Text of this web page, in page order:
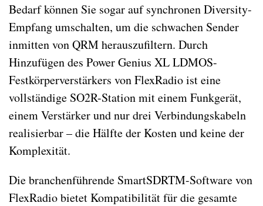
Bedarf können Sie sogar auf synchronen Diversity-
Empfang umschalten, um die schwachen Sender
inmitten von QRM herauszufiltern. Durch
Hinzufügen des Power Genius XL LDMOS-
Festkörperverstärkers von FlexRadio ist eine
vollständige SO2R-Station mit einem Funkgerät,
einem Verstärker und nur drei Verbindungskabeln
realisierbar – die Hälfte der Kosten und keine der
Komplexität.
Die branchenführende SmartSDRTM-Software von
FlexRadio bietet Kompatibilität für die gesamte